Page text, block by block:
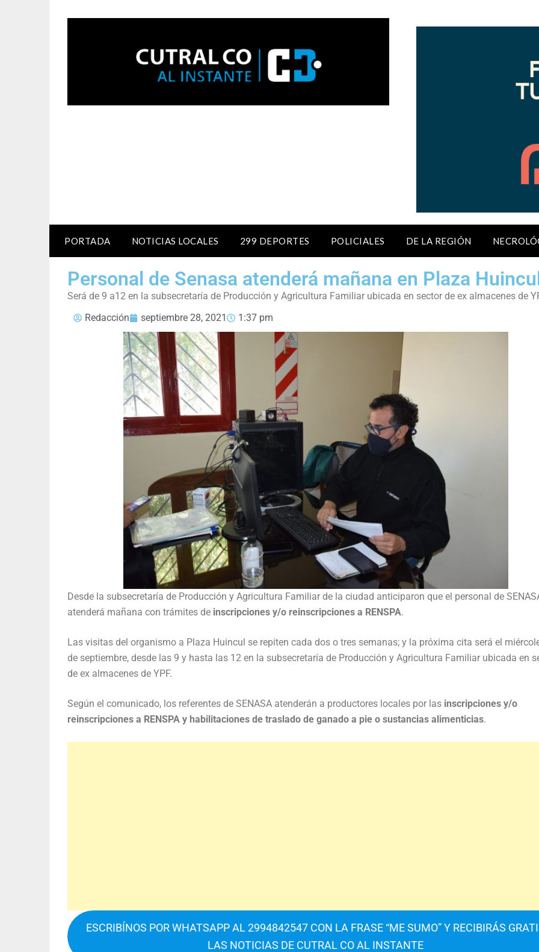
PORTADA NOTICIAS LOCALES 299 DEPORTES POLICIALES DE LA REGIÓN
Personal de Senasa atenderá mañana en Plaza
Será de 9 a12 en la subsecretaría de Producción y Agricultura Familiar ubicada en sector de ex almacenes de
Redacción
septiembre 28, 2021 1:37 pm
Desde la subsecretaría de Producción y Agricultura Familiar de la ciudad anticiparon que el personal de
atenderá mañana con trámites de inscripciones y/o reinscripciones a RENSPA.
Las visitas del organismo a Plaza Huincul se repiten cada dos o tres semanas; y la próxima cita será el
de septiembre, desde las 9 y hasta las 12 en la subsecretaría de Producción y Agricultura Familiar ubicada en
de ex almacenes de YPF.
Según el comunicado, los referentes de SENASA atenderán a productores locales por las inscripciones y/o
reinscripciones a RENSPA y habilitaciones de traslado de ganado a pie o sustancias alimenticias.
ESCRIBÍNOS POR WHATSAPP AL 2994842547 CON LA FRASE “ME SUMO” Y RECIBIRÁS
LAS NOTICIAS DE CUTRAL CO AL INSTANTE